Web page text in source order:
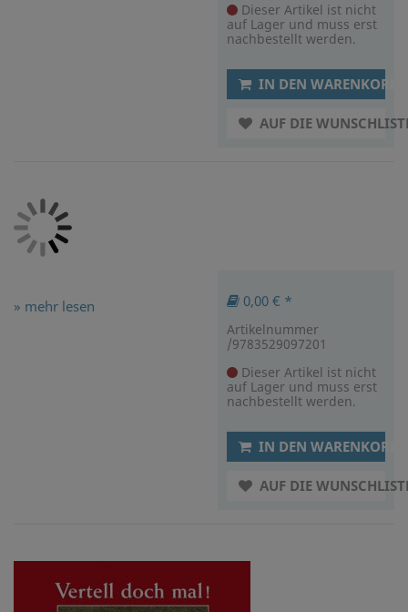
Dieser Artikel ist nicht
auf Lager und muss erst
nachbestellt werden.
IN DEN WARENKORB
AUF DIE
» mehr lesen 0,00 € *
Artikelnummer
/9783529097201
Dieser Artikel ist nicht
auf Lager und muss erst
nachbestellt werden.
IN DEN WARENKORB
AUF DIE